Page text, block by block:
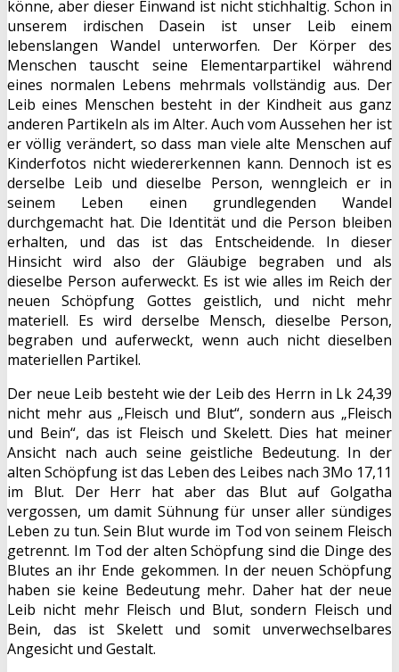
könne, aber dieser Einwand ist nicht stichhaltig. Schon in
unserem irdischen Dasein ist unser Leib einem
lebenslangen Wandel unterworfen. Der Körper des
Menschen tauscht seine Elementarpartikel während
eines normalen Lebens mehrmals vollständig aus. Der
Leib eines Menschen besteht in der Kindheit aus ganz
anderen Partikeln als im Alter. Auch vom Aussehen her ist
er völlig verändert, so dass man viele alte Menschen auf
Kinderfotos nicht wiedererkennen kann. Dennoch ist es
derselbe Leib und dieselbe Person, wenngleich er in
seinem Leben einen grundlegenden Wandel
durchgemacht hat. Die Identität und die Person bleiben
erhalten, und das ist das Entscheidende. In dieser
Hinsicht wird also der Gläubige begraben und als
dieselbe Person auferweckt. Es ist wie alles im Reich der
neuen Schöpfung Gottes geistlich, und nicht mehr
materiell. Es wird derselbe Mensch, dieselbe Person,
begraben und auferweckt, wenn auch nicht dieselben
materiellen Partikel.
Der neue Leib besteht wie der Leib des Herrn in Lk 24,39
nicht mehr aus „Fleisch und Blut“, sondern aus „Fleisch
und Bein“, das ist Fleisch und Skelett. Dies hat meiner
Ansicht nach auch seine geistliche Bedeutung. In der
alten Schöpfung ist das Leben des Leibes nach 3Mo 17,11
im Blut. Der Herr hat aber das Blut auf Golgatha
vergossen, um damit Sühnung für unser aller sündiges
Leben zu tun. Sein Blut wurde im Tod von seinem Fleisch
getrennt. Im Tod der alten Schöpfung sind die Dinge des
Blutes an ihr Ende gekommen. In der neuen Schöpfung
haben sie keine Bedeutung mehr. Daher hat der neue
Leib nicht mehr Fleisch und Blut, sondern Fleisch und
Bein, das ist Skelett und somit unverwechselbares
Angesicht und Gestalt.